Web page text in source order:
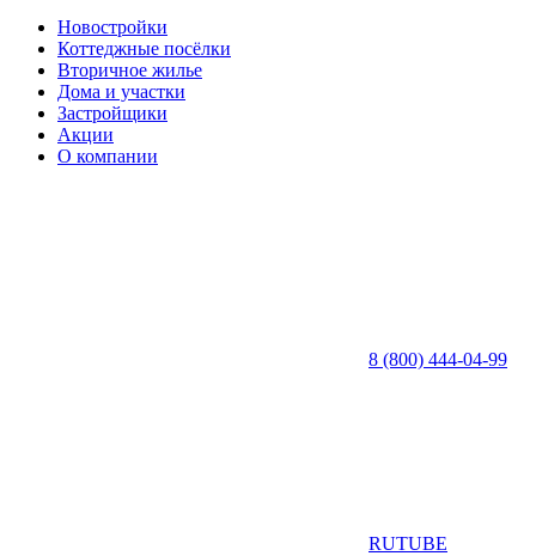
Новостройки
Коттеджные посёлки
Вторичное жилье
Дома и участки
Застройщики
Акции
О компании
8 (800) 444-04-99
RUTUBE